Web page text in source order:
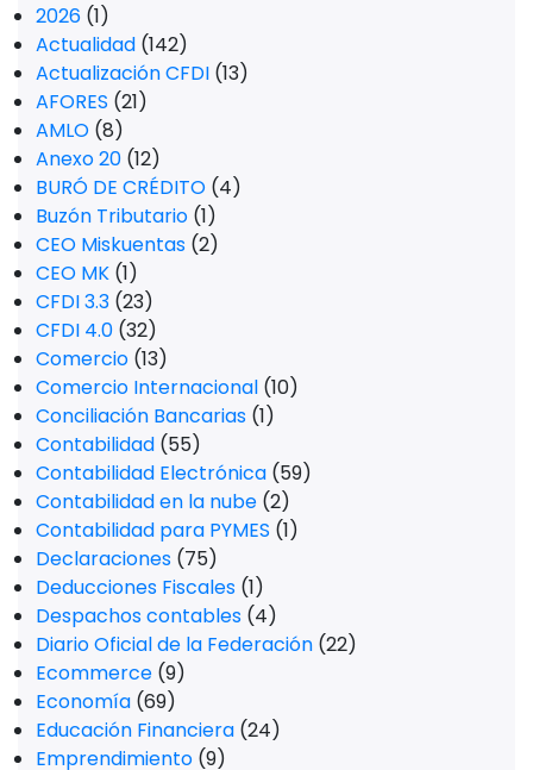
2026 (1)
Actualidad (142)
Actualización CFDI (13)
AFORES (21)
AMLO (8)
Anexo 20 (12)
BURÓ DE CRÉDITO (4)
Buzón Tributario (1)
CEO Miskuentas (2)
CEO MK (1)
CFDI 3.3 (23)
CFDI 4.0 (32)
Comercio (13)
Comercio Internacional (10)
Conciliación Bancarias (1)
Contabilidad (55)
Contabilidad Electrónica (59)
Contabilidad en la nube (2)
Contabilidad para PYMES (1)
Declaraciones (75)
Deducciones Fiscales (1)
Despachos contables (4)
Diario Oficial de la Federación (22)
Ecommerce (9)
Economía (69)
Educación Financiera (24)
Emprendimiento (9)